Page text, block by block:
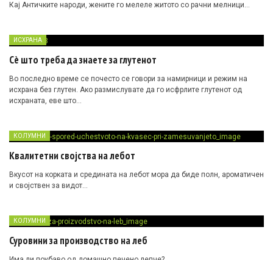
Кај Античките народи, жените го мелеле житото со рачни мелници…
ИСХРАНА
Сè што треба да знаете за глутенот
Во последно време се почесто се говори за намирници и режим на
исхрана без глутен. Ако размислувате да го исфрлите глутенот од
исхраната, еве што…
КОЛУМНИ
Квалитетни својства на лебот
Вкусот на корката и средината на лебот мора да биде полн, ароматичен
и својствен за видот…
КОЛУМНИ
Суровини за производство на леб